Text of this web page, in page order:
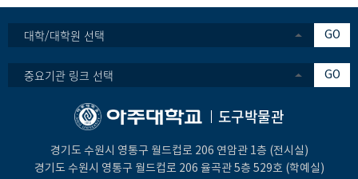
대학/대학원 선택 GO
중요기관 링크 선택 GO
도구박물관
경기도 수원시 영통구 월드컵로 206 연암관 1층 (전시실)
경기도 수원시 영통구 월드컵로 206 율곡관 5층 529호 (학예실)